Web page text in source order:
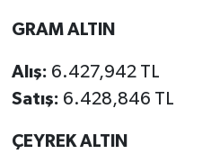
GRAM ALTIN
Alış: 6.427,942 TL
Satış: 6.428,846 TL
ÇEYREK ALTIN